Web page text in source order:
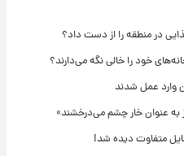
در منطقه را از دست داد؟
خود را خالی نگه می‌دارند؟
به عنوان خار چشم می‌درخشند»